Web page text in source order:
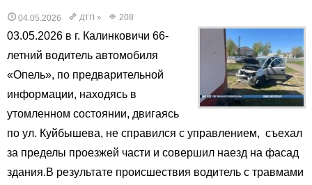
04.05.2026 ДТП » 208
03.05.2026 в г. Калинковичи 66-
летний водитель автомобиля
«Опель», по предварительной
информации, находясь в
утомленном состоянии, двигаясь
по ул. Куйбышева, не справился с управлением, съехал
за пределы проезжей части и совершил наезд на фасад
здания.В результате происшествия водитель с травмами